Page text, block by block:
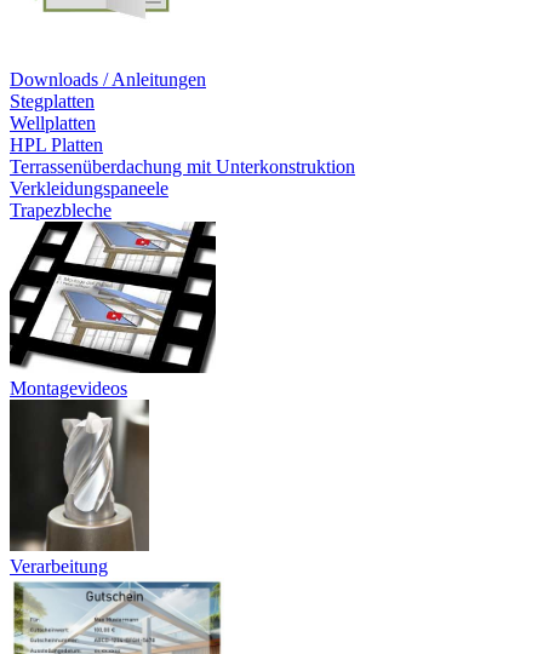
Downloads / Anleitungen
Stegplatten
Wellplatten
HPL Platten
Terrassenüberdachung mit Unterkonstruktion
Verkleidungspaneele
Trapezbleche
Montagevideos
Verarbeitung